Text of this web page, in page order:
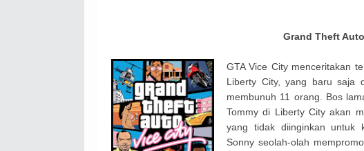
Grand Theft
GTA Vice City menceritakan
Liberty City, yang baru saja
membunuh 11 orang. Bos
Tommy di Liberty City akan
yang tidak diinginkan untuk
Sonny seolah-olah